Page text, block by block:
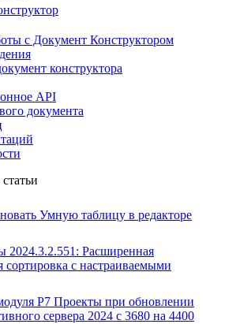
с Документ Конструктором
конструктора
API
документа
Умную таблицу в редакторе
2024.3.2.551: Расширенная
сортировка с настраиваемыми
Р7 Проекты при обновлении
сервера 2024 с 3680 на 4400